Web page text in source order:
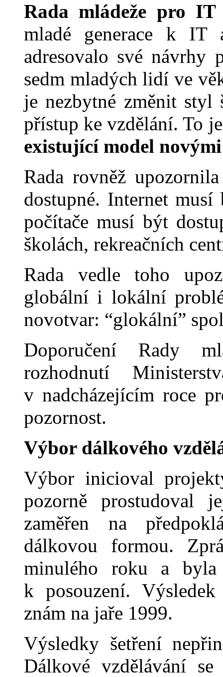
Rada mládeže pro
mladé generace k
adresovalo své návrhy
sedm mladých lidí ve
je nezbytné změnit styl
přístup ke vzdělání. To
existující model
Rada rovněž
dostupné. Internet musí
počítače musí být
školách, rekreačních
Rada vedle toho
globální i lokální
novotvar: “glokální”
Doporučení Rady
rozhodnutí
v nadcházejícím roce
pozornost.
Výbor dálkového
Výbor inicioval
pozorně prostudoval
zaměřen na
dálkovou formou.
minulého roku a byla
k posouzení.
znám na jaře 1999.
Výsledky šetření
Dálkové vzdělávání